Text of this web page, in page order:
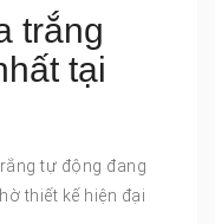
trắng
tại
tự động đang
thiết kế hiện đại